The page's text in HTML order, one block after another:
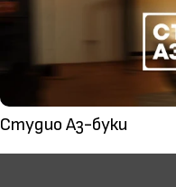
Студио Аз-буки